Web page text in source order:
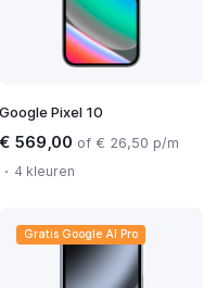
Google Pixel 10
€ 569,00 of € 26,50 p/m
4 kleuren
Gratis Google AI Pro